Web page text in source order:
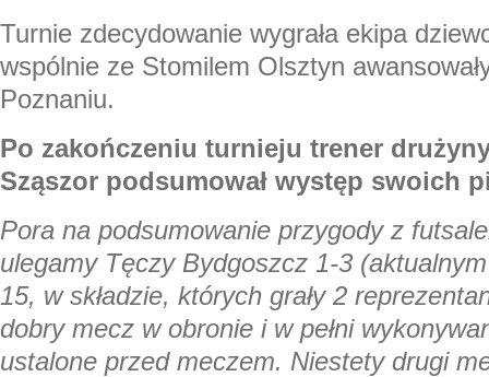
Turnie zdecydowanie wygrała ekipa
wspólnie ze Stomilem Olsztyn
Poznaniu.
Po zakończeniu turnieju trener
Sząszor podsumował występ swoich
Pora na podsumowanie przygody z
ulegamy Tęczy Bydgoszcz 1-3
15, w składzie, których grały 2
dobry mecz w obronie i w pełni
ustalone przed meczem. Niestety drugi